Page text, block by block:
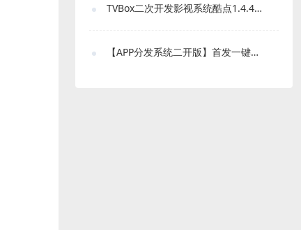
TVBox二次开发影视系统酷点1.4.4反编译版本
【APP分发系统二开版】首发一键免IOS免签封包分发平台源码 带绿标